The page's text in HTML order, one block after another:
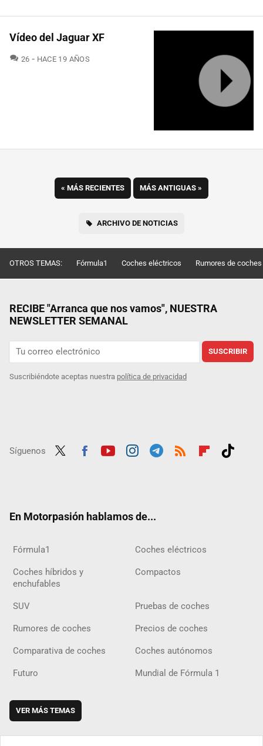
Vídeo del Jaguar XF
26 COMENTARIOS
HACE 19 AÑOS
« MÁS RECIENTES MÁS ANTIGUAS »
ARCHIVO DE NOTICIAS
OTROS TEMAS: Fórmula1 Coches eléctricos Rumores de coches
RECIBE "Arranca que nos vamos", NUESTRA
NEWSLETTER SEMANAL
SUSCRIBIR
Suscribiéndote aceptas nuestra política de privacidad
Síguenos
En Motorpasión hablamos de...
Fórmula1 Coches eléctricos
Coches híbridos y
enchufables
Compactos
SUV Pruebas de coches
Rumores de coches Precios de coches
Comparativa de coches Coches autónomos
Futuro Mundial de Fórmula 1
VER MÁS TEMAS